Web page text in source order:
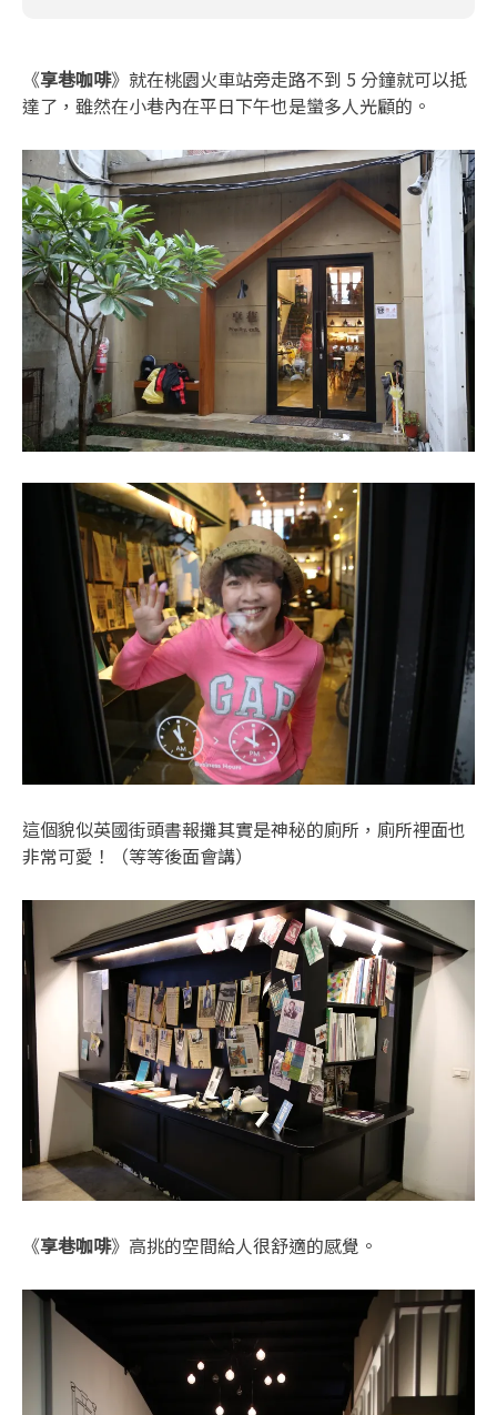
《享巷咖啡》就在桃園火車站旁走路不到 5 分鐘就可以抵
達了，雖然在小巷內在平日下午也是蠻多人光顧的。
這個貌似英國街頭書報攤其實是神秘的廁所，廁所裡面也
非常可愛！（等等後面會講）
《享巷咖啡》高挑的空間給人很舒適的感覺。